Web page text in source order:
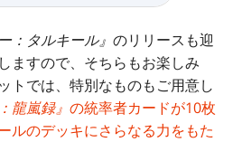
：タルキール』のリリースも迎
ますので、そちらもお楽しみ
トでは、特別なものもご用意し
龍嵐録』の統率者カードが10枚
ルのデッキにさらなる力をもた